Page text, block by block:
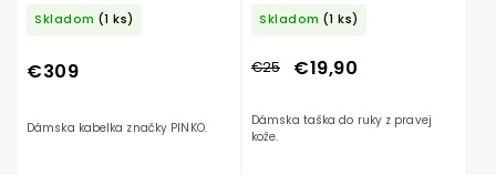
Skladom (1 ks)
€309
Dámska kabelka značky PINKO.
Skladom (1 ks)
€25 €19,90
Dámska taška do ruky z pravej
kože.